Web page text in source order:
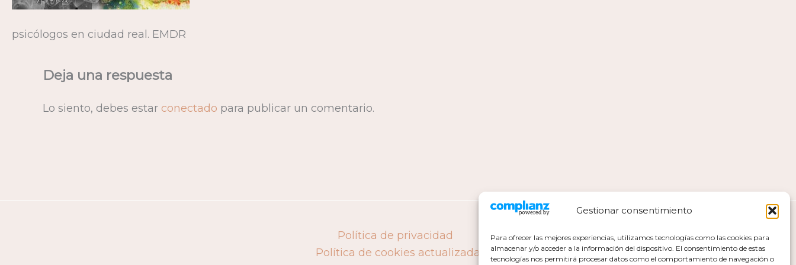
Gestionar consentimiento
Para ofrecer las mejores experiencias, utilizamos tecnologías como las cookies para
almacenar y/o acceder a la información del dispositivo. El consentimiento de estas
tecnologías nos permitirá procesar datos como el comportamiento de navegación o
psicólogos en ciudad real. EMDR
Deja una respuesta
Lo siento, debes estar conectado para publicar un comentario.
Política de privacidad
Política de cookies actualizada